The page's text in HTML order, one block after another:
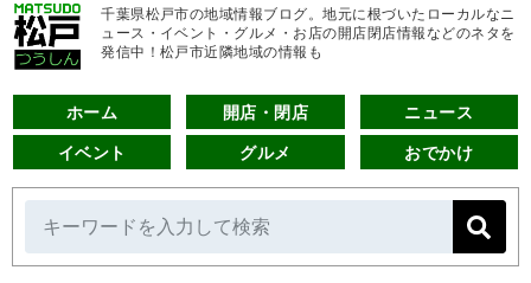
千葉県松戸市の地域情報ブログ。地元に根づいたローカルなニ
ュース・イベント・グルメ・お店の開店閉店情報などのネタを
発信中！松戸市近隣地域の情報も
ホーム 開店・閉店 ニュース
イベント グルメ おでかけ